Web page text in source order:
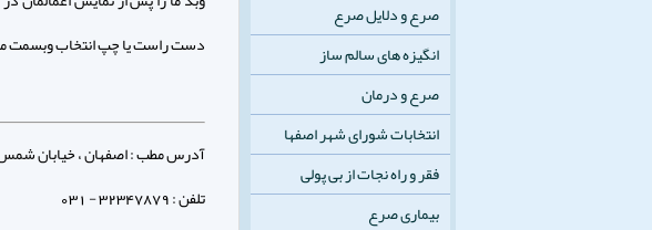
دست راست یا چپ انتخاب وبسمت
آدرس مطب : اصفهان ، خیابان شمس
تلفن : 32347879 - 031
صرع و دلایل صرع
انگیزه های سالم ساز
صرع و درمان
انتخابات شورای شهر اصفها
فقر و راه نجات از بی پولی
بیماری صرع